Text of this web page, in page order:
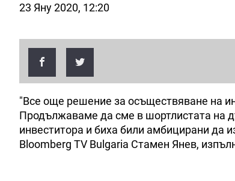
23 Яну 2020, 12:20
"Все още решение за осъществяване на
Продължаваме да сме в шортлистата на
инвеститора и биха били амбицирани да
Bloomberg TV Bulgaria Стамен Янев,